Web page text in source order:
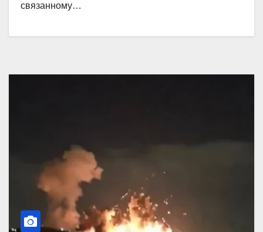
связанному…